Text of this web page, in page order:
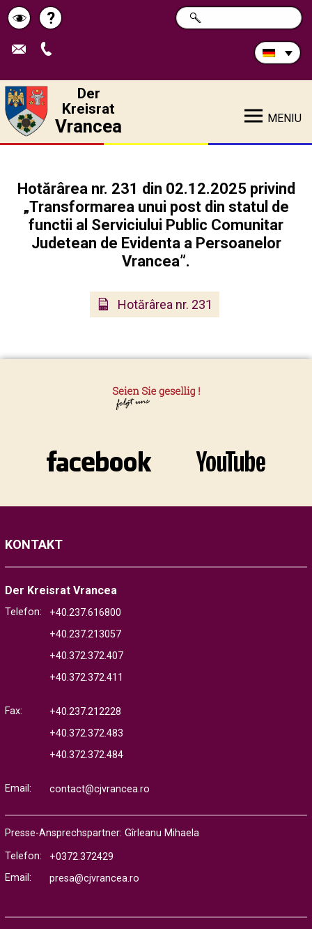
Schimbă
contrastul
Pagina
de
?
Durchsuchen
Sie
SUCHE
Der
Kreisrat
Vrancea MENIU
Hotărârea nr. 231 din 02.12.2025 privind
„Transformarea unui post din statul de
functii al Serviciului Public Comunitar
Judetean de Evidenta a Persoanelor
Vrancea”.
Hotărârea nr. 231
KONTAKT
Der Kreisrat Vrancea
Telefon:
+40.237.616800
+40.237.213057
+40.372.372.407
+40.372.372.411
Fax:
+40.237.212228
+40.372.372.483
+40.372.372.484
Email: contact@cjvrancea.ro
Presse-Ansprechspartner: Gîrleanu Mihaela
Telefon:
+0372.372429
Email:
presa@cjvrancea.ro